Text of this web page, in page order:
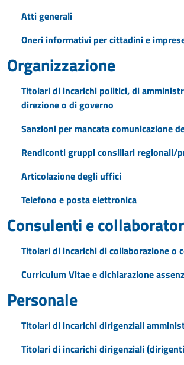
Atti generali
Oneri informativi per cittadini e
Organizzazione
Titolari di incarichi politici, di
direzione o di governo
Sanzioni per mancata comunicazione
Rendiconti gruppi consiliari regionali/
Articolazione degli uffici
Telefono e posta elettronica
Consulenti e
Titolari di incarichi di collaborazione o
Curriculum Vitae e dichiarazione
Personale
Titolari di incarichi dirigenziali
Titolari di incarichi dirigenziali